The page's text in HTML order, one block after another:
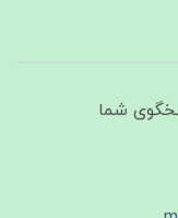
پاسخگوی شما